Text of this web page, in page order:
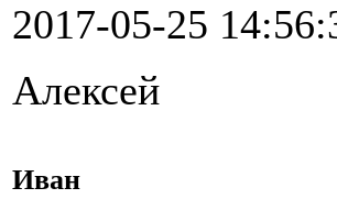
2017-05-25
Алексей
Иван